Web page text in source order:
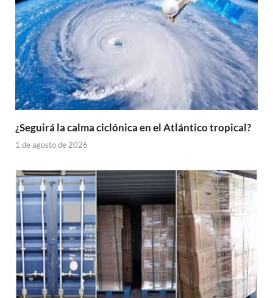
¿Seguirá la calma ciclónica en el Atlántico tropical?
1 de agosto de 2026